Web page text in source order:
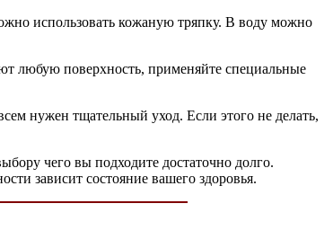
использовать кожаную тряпку. В воду можно
любую поверхность, применяйте специальные
нужен тщательный уход. Если этого не делать,
чего вы подходите достаточно долго.
зависит состояние вашего здоровья.